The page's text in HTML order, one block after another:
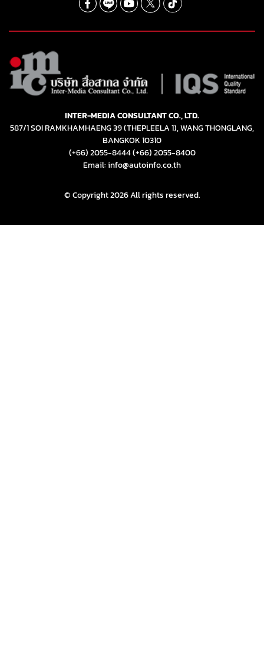
INTER-MEDIA CONSULTANT CO., LTD.
587/1 SOI RAMKHAMHAENG 39 (THEPLEELA 1), WANG THONGLANG,
BANGKOK 10310
(+66) 2055-8444(+66) 2055-8400
Email: info@autoinfo.co.th
© Copyright 2026 All rights reserved.